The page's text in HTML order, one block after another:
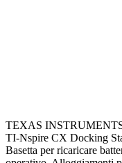
TEXAS
TI-Nspire CX Docking
Basetta per ricaricare